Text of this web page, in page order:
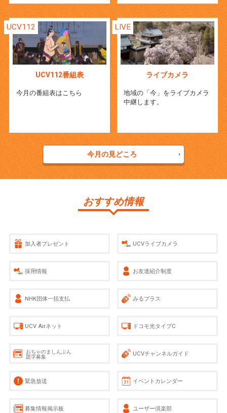
UCV112
UCV112番組表
今月の番組表はこちら
LIVE
ライブカメラ
地域の「今」をライブカメラ
中継します。
今月の見どころ
おすすめ情報
加入者プレゼント UCVライブカメラ
採用情報 お友達紹介制度
NHK団体一括支払 みるプラス
UCV Airネット ドコモ光タイプC
おちゃのましんぶん
題字募集
UCVチャンネルガイド
緊急放送 イベントカレンダー
募集情報掲示板 ユーザー倶楽部